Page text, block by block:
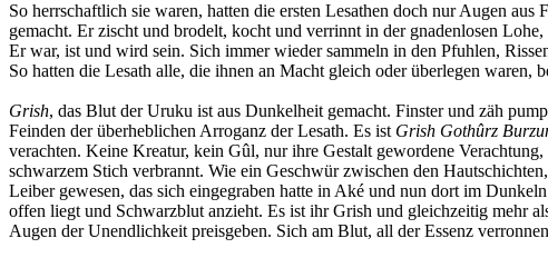
So herrschaftlich sie waren, hatten die ersten Lesathen doch nur Augen
gemacht. Er zischt und brodelt, kocht und verrinnt in der gnadenlosen
Er war, ist und wird sein. Sich immer wieder sammeln in den Pfuhlen,
So hatten die Lesath alle, die ihnen an Macht gleich oder überlegen waren,
Grish, das Blut der Uruku ist aus Dunkelheit gemacht. Finster und zäh
Feinden der überheblichen Arroganz der Lesath. Es ist Grish Gothûrz
verachten. Keine Kreatur, kein Gûl, nur ihre Gestalt gewordene
schwarzem Stich verbrannt. Wie ein Geschwür zwischen den
Leiber gewesen, das sich eingegraben hatte in Aké und nun dort im
offen liegt und Schwarzblut anzieht. Es ist ihr Grish und gleichzeitig mehr
Augen der Unendlichkeit preisgeben. Sich am Blut, all der Essenz